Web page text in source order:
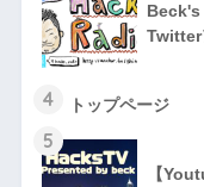
Beck's
Twitter
4 トップページ
5
【